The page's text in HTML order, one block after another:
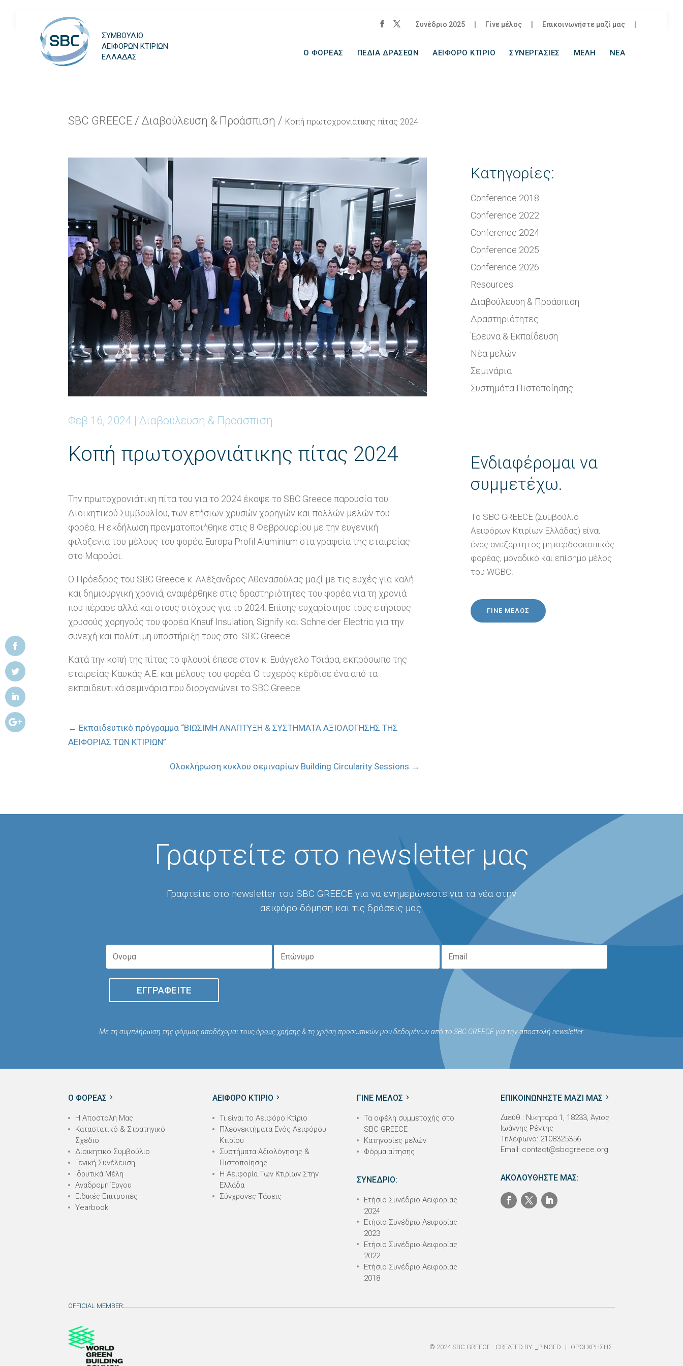
Συνέδριο 2025 | Γίνε μέλος | Επικοινωνήστε μαζί μας |
ΣΥΜΒΟΥΛΙΟ
ΑΕΙΦΟΡΩΝ ΚΤΙΡΙΩΝ
ΕΛΛΑΔΑΣ
Ο ΦΟΡΕΑΣ ΠΕΔΙΑ ΔΡΑΣΕΩΝ ΑΕΙΦΟΡΟ ΚΤΙΡΙΟ ΣΥΝΕΡΓΑΣΙΕΣ ΜΕΛΗ ΝΕΑ
Φεβ 16, 2024 |Διαβούλευση & Προάσπιση
Κοπή πρωτοχρονιάτικης πίτας 2024
Την πρωτοχρονιάτικη πίτα του για το 2024 έκοψε το SBC Greece παρουσία του
Διοικητικού Συμβουλίου, των ετήσιων χρυσών χορηγών και πολλών μελών του
φορέα. Η εκδήλωση πραγματοποιήθηκε στις 8 Φεβρουαρίου με την ευγενική
φιλοξενία τoυ μέλους του φορέα Europa Profil Aluminium στα γραφεία της εταιρείας
στο Μαρούσι.
Ο Πρόεδρος του SBC Greece κ. Αλέξανδρος Αθανασούλας μαζί με τις ευχές για καλή
και δημιουργική χρονιά, αναφέρθηκε στις δραστηριότητες του φορέα για τη χρονιά
που πέρασε αλλά και στους στόχους για το 2024. Επίσης ευχαρίστησε τους ετήσιους
χρυσούς χορηγούς του φορέα Knauf Insulation, Signify και Schneider Electric για την
συνεχή και πολύτιμη υποστήριξη τους στο SBC Greece.
Κατά την κοπή της πίτας το φλουρί έπεσε στον κ. Ευάγγελο Τσιάρα, εκπρόσωπο της
εταιρείας Καυκάς Α.Ε. και μέλους του φορέα. Ο τυχερός κέρδισε ένα από τα
εκπαιδευτικά σεμινάρια που διοργανώνει το SBC Greece.
← Εκπαιδευτικό πρόγραμμα “ΒΙΩΣΙΜΗ ΑΝΑΠΤΥΞΗ & ΣΥΣΤΗΜΑΤΑ ΑΞΙΟΛΟΓΗΣΗΣ ΤΗΣ
ΑΕΙΦΟΡΙΑΣ ΤΩΝ ΚΤΙΡΙΩΝ”
Ολοκλήρωση κύκλου σεμιναρίων Building Circularity Sessions →
SBC GREECE /Διαβούλευση & Προάσπιση / Κοπή πρωτοχρονιάτικης πίτας 2024
Κατηγορίες:
Conference 2018
Conference 2022
Conference 2024
Conference 2025
Conference 2026
Resources
Διαβούλευση & Προάσπιση
Δραστηριότητες
Έρευνα & Εκπαίδευση
Νέα μελών
Σεμινάρια
Συστημάτα Πιστοποίησης
Ενδιαφέρομαι να
συμμετέχω.
Το SBC GREECE (Συμβούλιο
Αειφόρων Κτιρίων Ελλάδας) είναι
ένας ανεξάρτητος μη κερδοσκοπικός
φορέας, μοναδικό και επίσημο μέλος
του WGBC.
ΓΙΝΕ ΜΕΛΟΣ
Γραφτείτε στο newsletter μας
Γραφτείτε στο newsletter του SBC GREECE για να ενημερώνεστε για τα νέα στην
αειφόρο δόμηση και τις δράσεις μας.
ΕΓΓΡΑΦΕΊΤΕ
Με τη συμπλήρωση της φόρμας αποδέχομαι τουςόρους χρήσης& τη χρήση προσωπικών μου δεδομένων από το SBC GREECE για την αποστολή newsletter.
Ο ΦΟΡΕΑΣ
Η Αποστολή Μας
Καταστατικό & Στρατηγικό
Σχέδιο
Διοικητικό Συμβούλιο
Γενική Συνέλευση
Ιδρυτικά Μέλη
Αναδρομή Έργου
Ειδικές Επιτροπές
Yearbook
ΑΕΙΦΟΡΟ ΚΤΙΡΙΟ
Τι είναι το Αειφόρο Κτίριο
Πλεονεκτήματα Ενός Αειφόρου
Κτιρίου
Συστήματα Αξιολόγησης &
Πιστοποίησης
Η Αειφορία Των Κτιρίων Στην
Ελλάδα
Σύγχρονες Τάσεις
ΓΙΝΕ ΜΕΛΟΣ
Τα οφέλη συμμετοχής στο
SBC GREECE
Κατηγορίες μελών
Φόρμα αίτησης
ΣΥΝΕΔΡΙΟ:
Ετήσιο Συνέδριο Αειφορίας
2024
Ετήσιο Συνέδριο Αειφορίας
2023
Ετήσιο Συνέδριο Αειφορίας
2022
Ετήσιο Συνέδριο Αειφορίας
2018
ΕΠΙΚΟΙΝΩΝΗΣΤΕ ΜΑΖΙ ΜΑΣ
Διεύθ.: Νικηταρά 1, 18233, Άγιος
Ιωάννης Ρέντης
Τηλέφωνο: 2108325356
Email: contact@sbcgreece.org
ΑΚΟΛΟΥΘΗΣΤΕ ΜΑΣ:
OFFICIAL MEMBER:
© 2024 SBC GREECE - CREATED BY: _PINGED | ΟΡΟΙ ΧΡΗΣΗΣ